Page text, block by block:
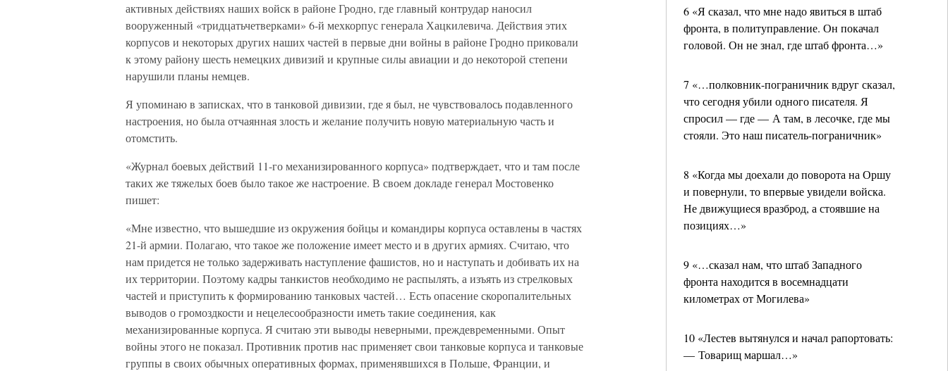
6 «Я сказал, что мне надо явиться в штаб
фронта, в политуправление. Он покачал
головой. Он не знал, где штаб фронта…»
7 «…полковник-пограничник вдруг сказал,
что сегодня убили одного писателя. Я
спросил — где — А там, в лесочке, где мы
стояли. Это наш писатель-пограничник»
8 «Когда мы доехали до поворота на Оршу
и повернули, то впервые увидели войска.
Не движущиеся вразброд, а стоявшие на
позициях…»
9 «…сказал нам, что штаб Западного
фронта находится в восемнадцати
километрах от Могилева»
10 «Лестев вытянулся и начал рапортовать:
— Товарищ маршал…»
активных действиях наших войск в районе Гродно, где главный контрудар наносил
вооруженный «тридцатьчетверками» 6-й мехкорпус генерала Хацкилевича. Действия этих
корпусов и некоторых других наших частей в первые дни войны в районе Гродно приковали
к этому району шесть немецких дивизий и крупные силы авиации и до некоторой степени
нарушили планы немцев.
Я упоминаю в записках, что в танковой дивизии, где я был, не чувствовалось подавленного
настроения, но была отчаянная злость и желание получить новую материальную часть и
отомстить.
«Журнал боевых действий 11-го механизированного корпуса» подтверждает, что и там после
таких же тяжелых боев было такое же настроение. В своем докладе генерал Мостовенко
пишет:
«Мне известно, что вышедшие из окружения бойцы и командиры корпуса оставлены в частях
21-й армии. Полагаю, что такое же положение имеет место и в других армиях. Считаю, что
нам придется не только задерживать наступление фашистов, но и наступать и добивать их на
их территории. Поэтому кадры танкистов необходимо не распылять, а изъять из стрелковых
частей и приступить к формированию танковых частей… Есть опасение скоропалительных
выводов о громоздкости и нецелесообразности иметь такие соединения, как
механизированные корпуса. Я считаю эти выводы неверными, преждевременными. Опыт
войны этого не показал. Противник против нас применяет свои танковые корпуса и танковые
группы в своих обычных оперативных формах, применявшихся в Польше, Франции, и